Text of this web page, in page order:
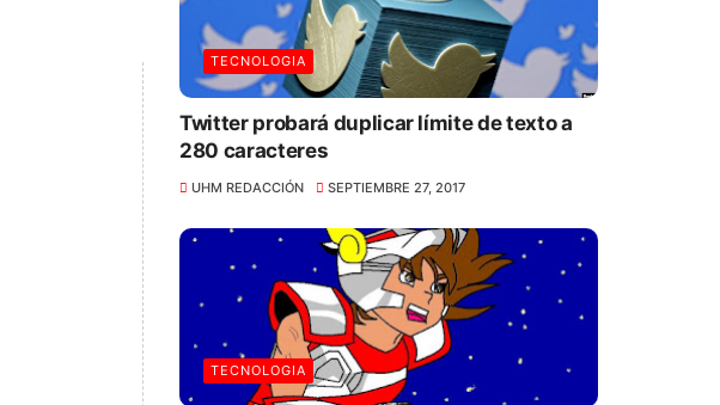
TECNOLOGIA
Twitter probará duplicar límite de texto a
280 caracteres
UHM REDACCIÓN SEPTIEMBRE 27, 2017
TECNOLOGIA